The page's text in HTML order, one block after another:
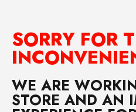
SORRY FOR
WE ARE
STORE AND AN